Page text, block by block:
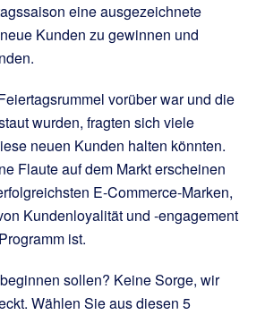
eine ausgezeichnete
Kunden zu gewinnen und
vorüber war und die
wurden, fragten sich viele
neuen Kunden halten könnten.
Flaute auf dem Markt erscheinen
E-Commerce-Marken,
Kundenloyalität und -engagement
ist.
sollen? Keine Sorge, wir
Wählen Sie aus diesen 5